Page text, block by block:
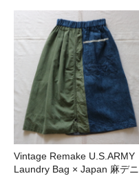
Vintage Remake U.S.ARMY
Laundry Bag × Japan 麻デニ